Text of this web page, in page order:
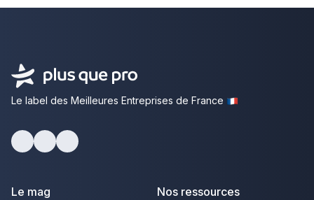
Le label des Meilleures Entreprises de France
Le mag Nos ressources